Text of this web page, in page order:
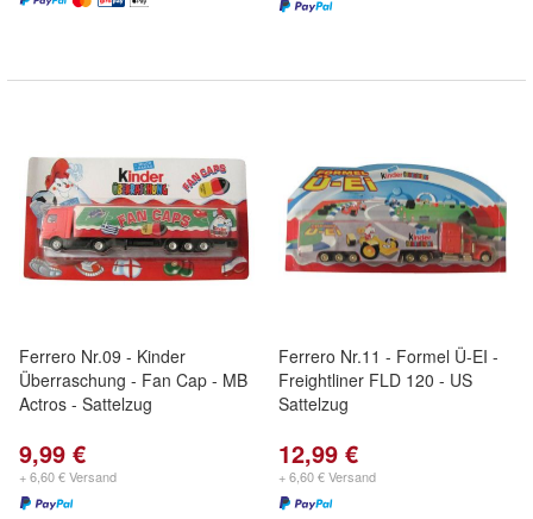
Ferrero Nr.09 - Kinder
Überraschung - Fan Cap - MB
Actros - Sattelzug
9,99 €
+ 6,60 € Versand
Ferrero Nr.11 - Formel Ü-EI -
Freightliner FLD 120 - US
Sattelzug
12,99 €
+ 6,60 € Versand